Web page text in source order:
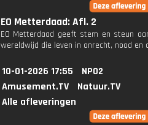
EO Metterdaad: Afl. 2
EO Metterdaad geeft stem en steun
wereldwijd die leven in onrecht, nood en
10-01-2026 17:55
NPO2
Amusement.TV
Natuur.TV
Alle afleveringen